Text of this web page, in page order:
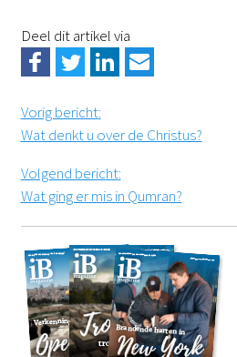
Deel dit artikel via
Vorig bericht:
Wat denkt u over de Christus?
Volgend bericht:
Wat ging er mis in Qumran?